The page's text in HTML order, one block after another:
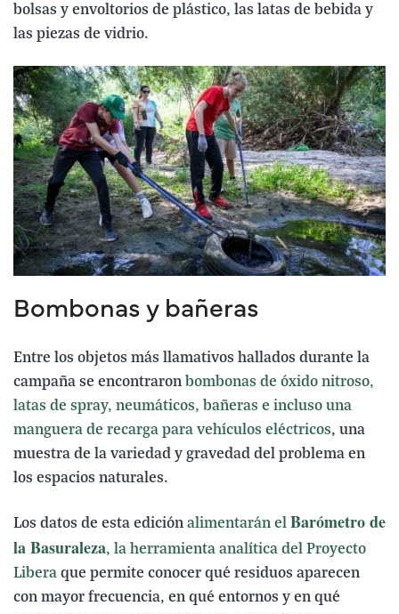
bolsas y envoltorios de plástico, las latas de bebida y
las piezas de vidrio.
Bombonas y bañeras
Entre los objetos más llamativos hallados durante la
campaña se encontraron bombonas de óxido nitroso,
latas de spray, neumáticos, bañeras e incluso una
manguera de recarga para vehículos eléctricos, una
muestra de la variedad y gravedad del problema en
los espacios naturales.
Los datos de esta edición alimentarán el Barómetro de
la Basuraleza, la herramienta analítica del Proyecto
Libera que permite conocer qué residuos aparecen
con mayor frecuencia, en qué entornos y en qué